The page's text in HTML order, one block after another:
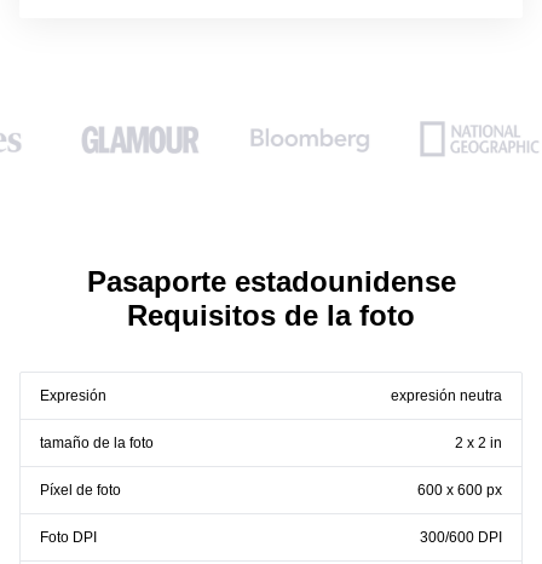
Pasaporte estadounidense
Requisitos de la foto
Expresión expresión neutra
tamaño de la foto 2 x 2 in
Píxel de foto 600 x 600 px
Foto DPI 300/600 DPI